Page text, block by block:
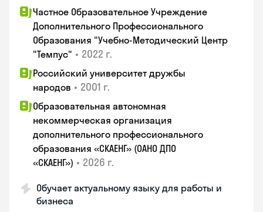
Частное Образовательное Учреждение
Дополнительного Профессионального
Образования "Учебно-Методический Центр
"Темпус" • 2022 г.
Российский университет дружбы
народов • 2001 г.
Образовательная автономная
некоммерческая организация
дополнительного профессионального
образования «СКАЕНГ» (ОАНО ДПО
«СКАЕНГ») • 2026 г.
Обучает актуальному языку для работы и
бизнеса